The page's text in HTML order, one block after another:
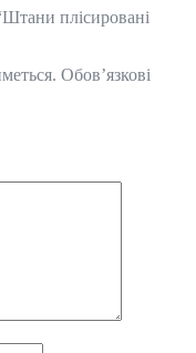
плісировані
Обов’язкові